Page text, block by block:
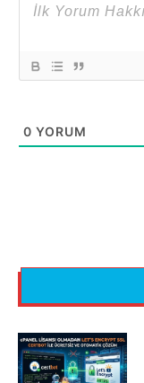
0 YORUM